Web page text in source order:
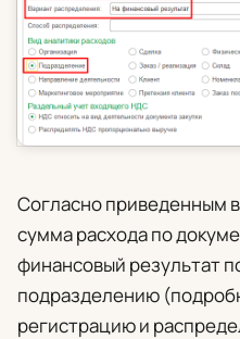
Согласно приведенным
сумма расхода по
финансовый результат
подразделению
регистрацию и